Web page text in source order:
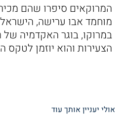
המרוקאים סיפרו שהם
מוחמד אבו ערישה,
במרוקו, בוגר האקדמיה של
הצעירות והוא יוזמן לטקס
אולי יעניין אותך עוד